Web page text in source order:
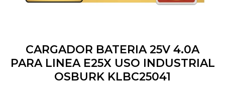
CARGADOR BATERIA 25V 4.0A
PARA LINEA E25X USO INDUSTRIAL
OSBURK KLBC25041
Jardín y Aire Libre
Mascotas